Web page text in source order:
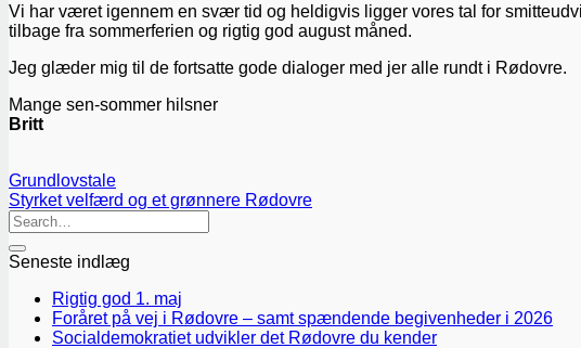
Vi har været igennem en svær tid og heldigvis ligger vores tal for
tilbage fra sommerferien og rigtig god august måned.
Jeg glæder mig til de fortsatte gode dialoger med jer alle rundt i Rødovre.
Mange sen-sommer hilsner
Britt
Grundlovstale
Styrket velfærd og et grønnere Rødovre
Seneste indlæg
Rigtig god 1. maj
Foråret på vej i Rødovre – samt spændende begivenheder i 2026
Socialdemokratiet udvikler det Rødovre du kender